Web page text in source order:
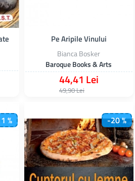
Bianca Bosker
Baroque Books & Arts
Pe Aripile Vinului
44,41 Lei
49,90 Lei
% -20 %